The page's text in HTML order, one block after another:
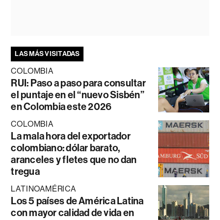
LAS MÁS VISITADAS
COLOMBIA
RUI: Paso a paso para consultar
el puntaje en el “nuevo Sisbén”
en Colombia este 2026
COLOMBIA
La mala hora del exportador
colombiano: dólar barato,
aranceles y fletes que no dan
tregua
LATINOAMÉRICA
Los 5 países de América Latina
con mayor calidad de vida en